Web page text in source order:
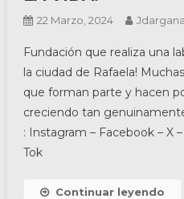
22 Marzo, 2024
Fundación que realiza una
la ciudad de Rafaela!
que forman parte y hacen
creciendo tan
: Instagram – Facebook – X
Tok
Continuar leyendo